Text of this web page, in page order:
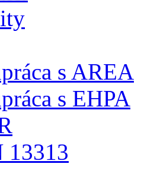
s AREA
s EHPA
13313